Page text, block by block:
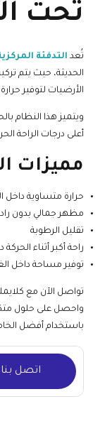
تحت
تُعد التدفئة
الحديثة، حيث يتم
الأرضيات لتوفير
ويتميز هذا النظام
أعلى درجات الراحة
مميزات
حرارة متساوية داخل
مظهر جمالي بدون
تقليل الرطوبة
راحة أكبر أثناء
توفير مساحة داخل
تواصل الآن مع
واحصل على حلول
باستخدام أفضل
اتصل بنا